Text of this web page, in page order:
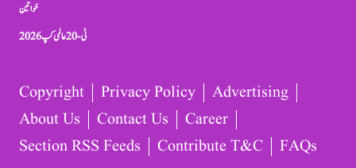
خواتین
ٹی-20 عالمی کپ 2026
Copyright Privacy Policy
Advertising
About Us
Contact Us
Career
Section RSS Feeds
Contribute T&C FAQs